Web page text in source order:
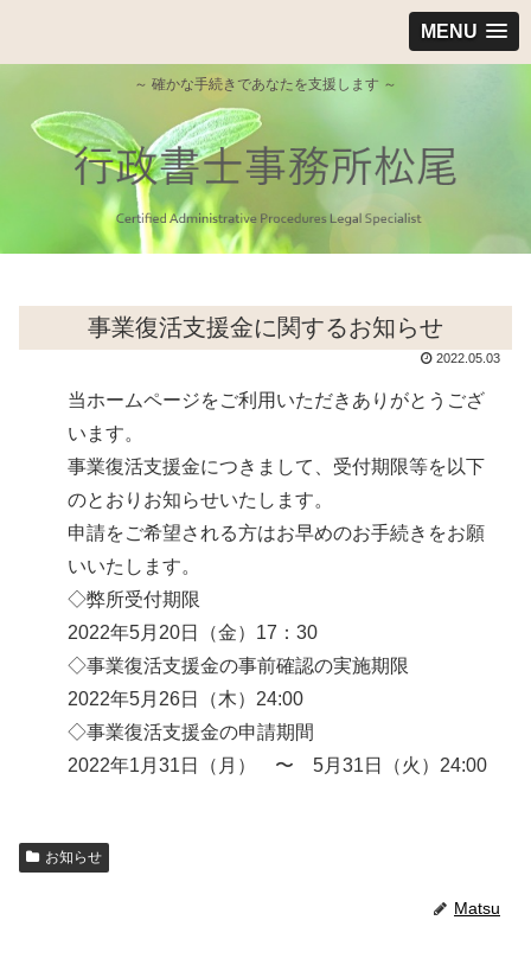
MENU
～ 確かな手続きであなたを支援します ～
事業復活支援金に関するお知らせ
2022.05.03
当ホームページをご利用いただきありがとうござ
います。
事業復活支援金につきまして、受付期限等を以下
のとおりお知らせいたします。
申請をご希望される方はお早めのお手続きをお願
いいたします。
◇弊所受付期限
2022年5月20日（金）17：30
◇事業復活支援金の事前確認の実施期限
2022年5月26日（木）24:00
◇事業復活支援金の申請期間
2022年1月31日（月） 〜 5月31日（火）24:00
お知らせ
Matsu